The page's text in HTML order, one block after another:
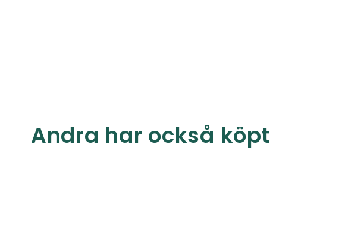
Andra har också köpt